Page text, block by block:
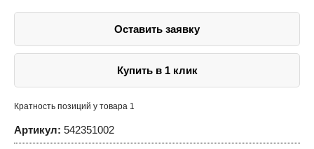
подкапотного
Оставить заявку
Купить в 1 клик
Кратность позиций у товара 1
Артикул: 542351002